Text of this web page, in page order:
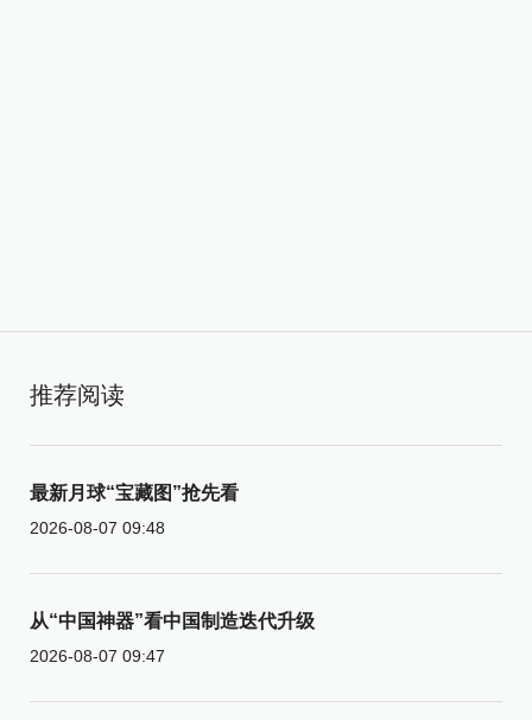
推荐阅读
最新月球“宝藏图”抢先看
2026-08-07 09:48
从“中国神器”看中国制造迭代升级
2026-08-07 09:47